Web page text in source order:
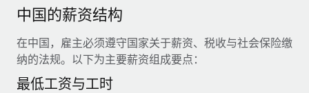
简化候选人筛选流程
合规守望台
获得支持
查看全部资源
中国的薪资结构
在中国，雇主必须遵守国家关于薪资、税收与社会保险缴
纳的法规。以下为主要薪资组成要点：
最低工资与工时